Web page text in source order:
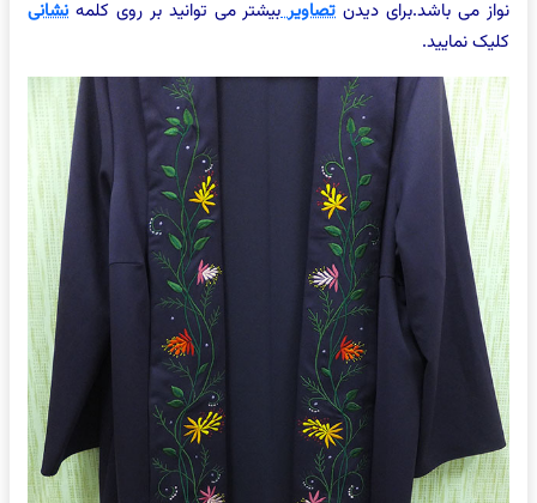
نواز می باشد.برای دیدن تصاویر بیشتر می توانید بر روی کلمه نشانی
کلیک نمایید.